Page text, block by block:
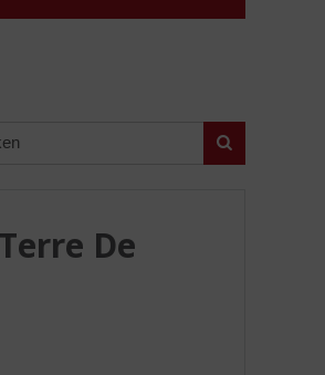
Zoeken
De